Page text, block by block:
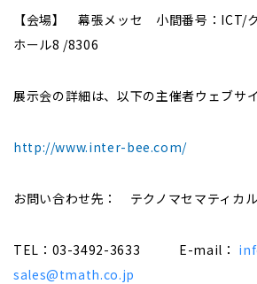
【会場】 幕張メッセ 小間番号：ICT/
ホール8 /8306
展示会の詳細は、以下の主催者ウェブサ
http://www.inter-bee.com/
お問い合わせ先： テクノマセマティカ
TEL：03-3492-3633 E-mail：
sales@tmath.co.jp